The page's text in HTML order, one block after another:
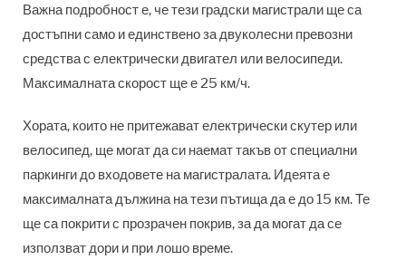
Важна подробност е, че тези градски магистрали ще са
достъпни само и единствено за двуколесни превозни
средства с електрически двигател или велосипеди.
Максималната скорост ще е 25 км/ч.
Хората, които не притежават електрически скутер или
велосипед, ще могат да си наемат такъв от специални
паркинги до входовете на магистралата. Идеята е
максималната дължина на тези пътища да е до 15 км. Те
ще са покрити с прозрачен покрив, за да могат да се
използват дори и при лошо време.